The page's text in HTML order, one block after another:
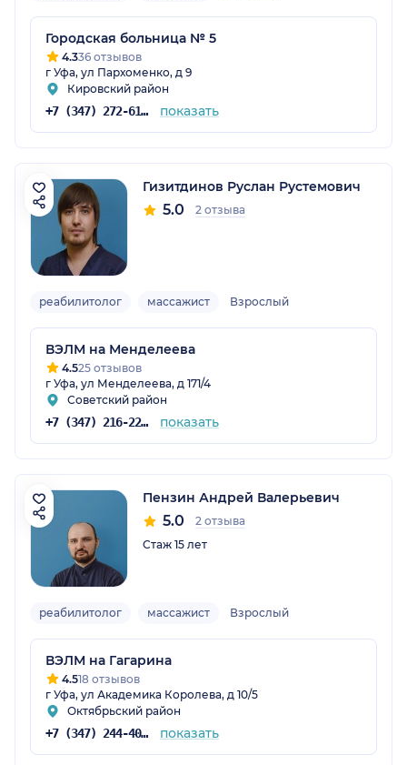
Городская больница № 5
4.336 отзывов
г Уфа, ул Пархоменко, д 9
Кировский район
+7 (347) 272-61-20 показать
Гизитдинов Руслан Рустемович
5.0 2 отзыва
реабилитолог массажист Взрослый
ВЭЛМ на Менделеева
4.525 отзывов
г Уфа, ул Менделеева, д 171/4
Советский район
+7 (347) 216-22-16 показать
Пензин Андрей Валерьевич
5.0
2 отзыва
Стаж 15 лет
реабилитолог массажист Взрослый
ВЭЛМ на Гагарина
4.518 отзывов
г Уфа, ул Академика Королева, д 10/5
Октябрьский район
+7 (347) 244-40-84 показать